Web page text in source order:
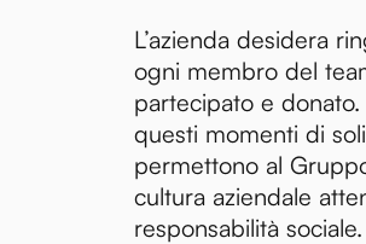
L’azienda desidera
ogni membro del
partecipato e
questi momenti di
permettono al
cultura aziendale
responsabilità sociale.